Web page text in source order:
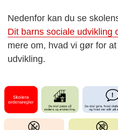
Nedenfor kan du se
Dit barns sociale udvikling
mere om, hvad vi gør for
udvikling.